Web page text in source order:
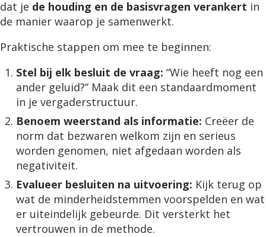
dat je de houding en de basisvragen verankert in
de manier waarop je samenwerkt.
Praktische stappen om mee te beginnen:
Stel bij elk besluit de vraag: “Wie heeft nog een
ander geluid?” Maak dit een standaardmoment
in je vergaderstructuur.
Benoem weerstand als informatie: Creëer de
norm dat bezwaren welkom zijn en serieus
worden genomen, niet afgedaan worden als
negativiteit.
Evalueer besluiten na uitvoering: Kijk terug op
wat de minderheidstemmen voorspelden en wat
er uiteindelijk gebeurde. Dit versterkt het
vertrouwen in de methode.